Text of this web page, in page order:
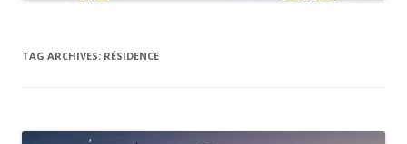
TAG ARCHIVES: RÉSIDENCE